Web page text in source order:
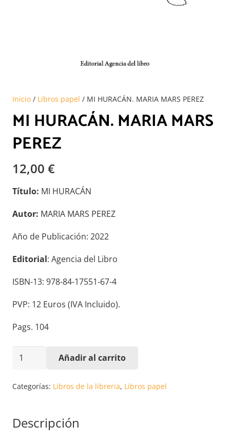
Inicio / Libros papel / MI HURACÁN. MARIA MARS PEREZ
MI HURACÁN. MARIA MARS
PEREZ
12,00 €
Título: MI HURACÁN
Autor: MARIA MARS PEREZ
Año de Publicación: 2022
Editorial: Agencia del Libro
ISBN-13: 978-84-17551-67-4
PVP: 12 Euros (IVA Incluido).
Pags. 104
MI
MARIA
cantidad
Añadir al carrito
Categorías: Libros de la libreria, Libros papel
Descripción